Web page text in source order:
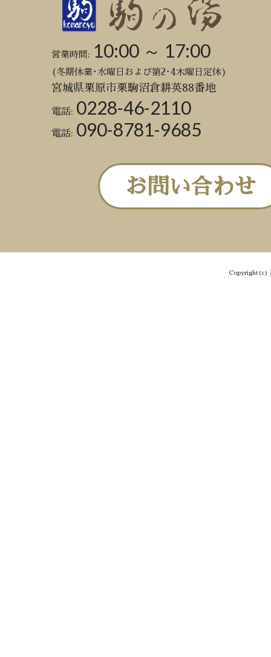
営業時間: 10:00 ～ 17:00
(冬期休業･水曜日および第2･4木曜日定休)
宮城県栗原市栗駒沼倉耕英88番地
電話: 0228-46-2110
電話: 090-8781-9685
お問い合わせ
Copyright(c)